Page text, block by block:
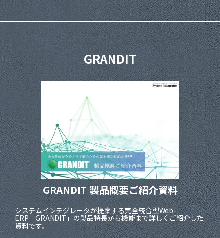
GRANDIT
GRANDIT 製品概要ご紹介資料
システムインテグレータが提案する完全統合型Web-
ERP「GRANDIT」の製品特長から機能まで詳しくご紹介した
資料です。